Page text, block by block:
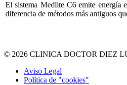
El sistema Medlite C6 emite energía
diferencia de métodos más antiguos
© 2026 CLINICA DOCTOR DIEZ
Aviso Legal
Política de "cookies"